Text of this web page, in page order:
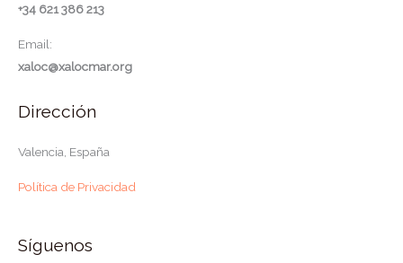
+34 621 386 213
Email:
xaloc@xalocmar.org
Dirección
Valencia, España
Política de Privacidad
Síguenos